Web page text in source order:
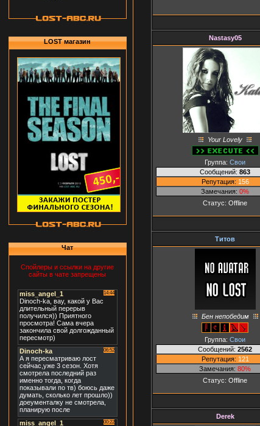
LOST магазин
Чат
Спойлеры и ссылки на другие
сайты в чате запрещены
Nastasy05
Your Lovely
Группа: Свои
Сообщений: 863
Репутация: 156
Замечания: 0%
Статус: Offline
Титов
Бен непобедим
Группа: Свои
Сообщений: 2562
Репутация: 121
Замечания: 80%
Статус: Offline
Derek